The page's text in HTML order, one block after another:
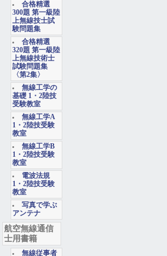
合格精選
300題 第一級陸
上無線技士試
験問題集
合格精選
320題 第一級陸
上無線技術士
試験問題集
〈第2集〉
無線工学の
基礎 1・2陸技
受験教室
無線工学A
1・2陸技受験
教室
無線工学B
1・2陸技受験
教室
電波法規
1・2陸技受験
教室
写真で学ぶ
アンテナ
航空無線通信
士用書籍
無線従事者